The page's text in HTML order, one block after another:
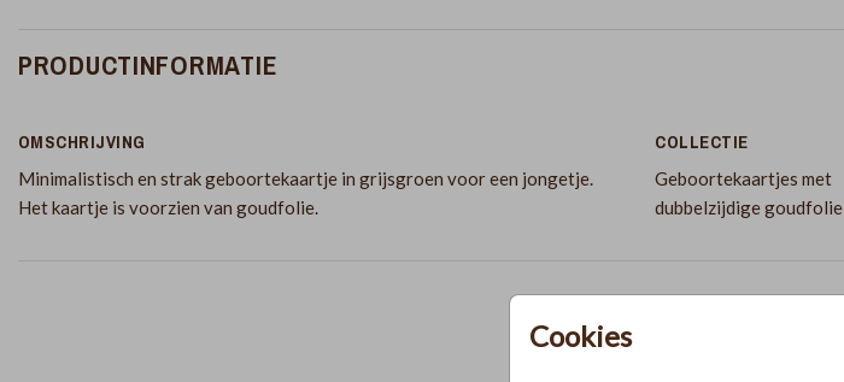
Cookies
PRODUCTINFORMATIE
OMSCHRIJVING
Minimalistisch en strak geboortekaartje in grijsgroen voor een jongetje.
Het kaartje is voorzien van goudfolie.
COLLECTIE
Geboortekaartjes met
dubbelzijdige goudfolie